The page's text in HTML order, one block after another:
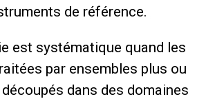
de référence.
est systématique quand les
par ensembles plus ou
dans des domaines